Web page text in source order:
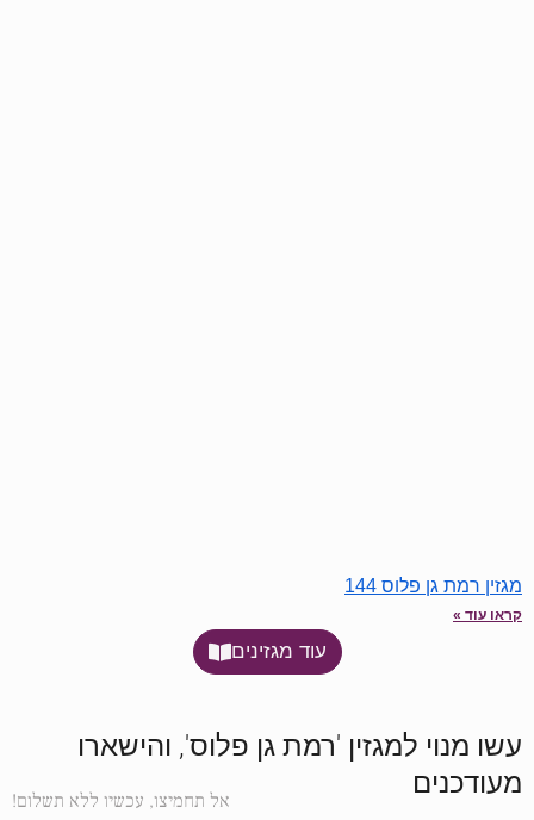
מגזין רמת גן פלוס 144
קראו עוד »
עוד מגזינים
עשו מנוי למגזין 'רמת גן פלוס', והישארו
מעודכנים
אל תחמיצו, עכשיו ללא תשלום!